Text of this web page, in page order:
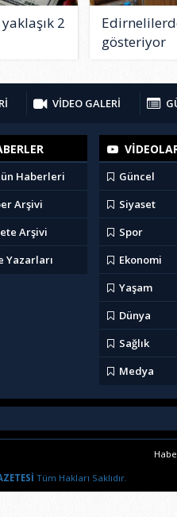
2
gösteriyor
VİDEO GALERİ
Haberleri
Arşivi
Arşivi
Yazarları
Güncel
Siyaset
Spor
Ekonomi
Yaşam
Dünya
Sağlık
Medya
Tüm Hakları Saklıdır.